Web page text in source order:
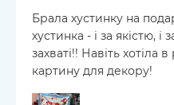
Брала хустинку на
хустинка - і за якістю,
захваті!! Навіть
картину для декору!